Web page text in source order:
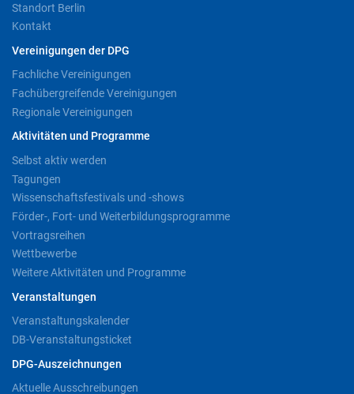
Standort Berlin
Kontakt
Vereinigungen der DPG
Fachliche Vereinigungen
Fachübergreifende Vereinigungen
Regionale Vereinigungen
Aktivitäten und Programme
Selbst aktiv werden
Tagungen
Wissenschaftsfestivals und -shows
Förder-, Fort- und Weiterbildungsprogramme
Vortragsreihen
Wettbewerbe
Weitere Aktivitäten und Programme
Veranstaltungen
Veranstaltungskalender
DB-Veranstaltungsticket
DPG-Auszeichnungen
Aktuelle Ausschreibungen